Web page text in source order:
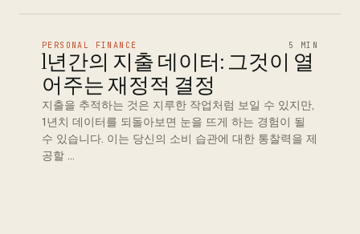
PERSONAL FINANCE 5 MIN
1년간의 지출 데이터: 그것이 열
어주는 재정적 결정
지출을 추적하는 것은 지루한 작업처럼 보일 수 있지만,
1년치 데이터를 되돌아보면 눈을 뜨게 하는 경험이 될
수 있습니다. 이는 당신의 소비 습관에 대한 통찰력을 제
공할 …